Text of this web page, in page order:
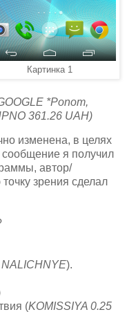
Картинка 1
*Ponom,
361.26 UAH)
изменена, в целях
я получил
автор/
зрения сделал
NALICHNYE).
(KOMISSIYA 0.25